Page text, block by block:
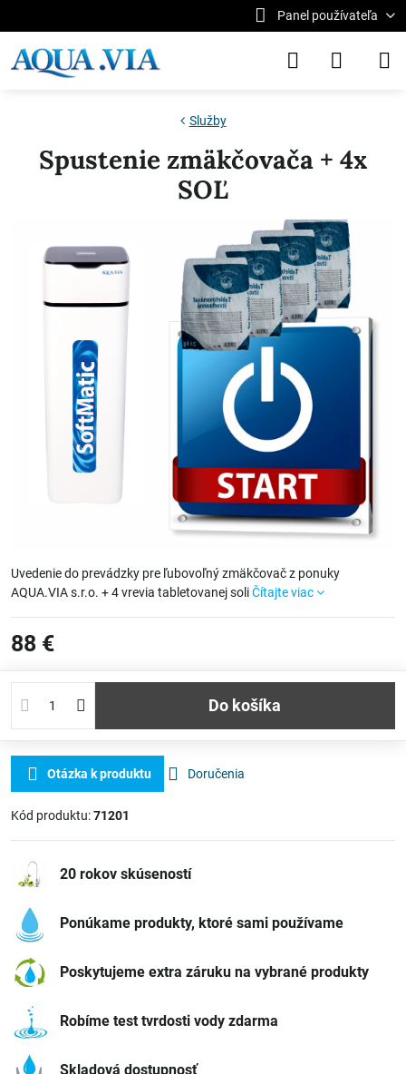
Panel používateľa
Služby
Spustenie zmäkčovača + 4x
SOĽ
Uvedenie do prevádzky pre ľubovoľný zmäkčovač z ponuky
AQUA.VIA s.r.o. + 4 vrevia tabletovanej soliČítajte viac
88 €
Do košíka
Otázka k produktu Doručenia
Kód produktu:71201
20 rokov skúseností
Ponúkame produkty, ktoré sami používame
Poskytujeme extra záruku na vybrané produkty
Robíme test tvrdosti vody zdarma
Skladová dostupnosť